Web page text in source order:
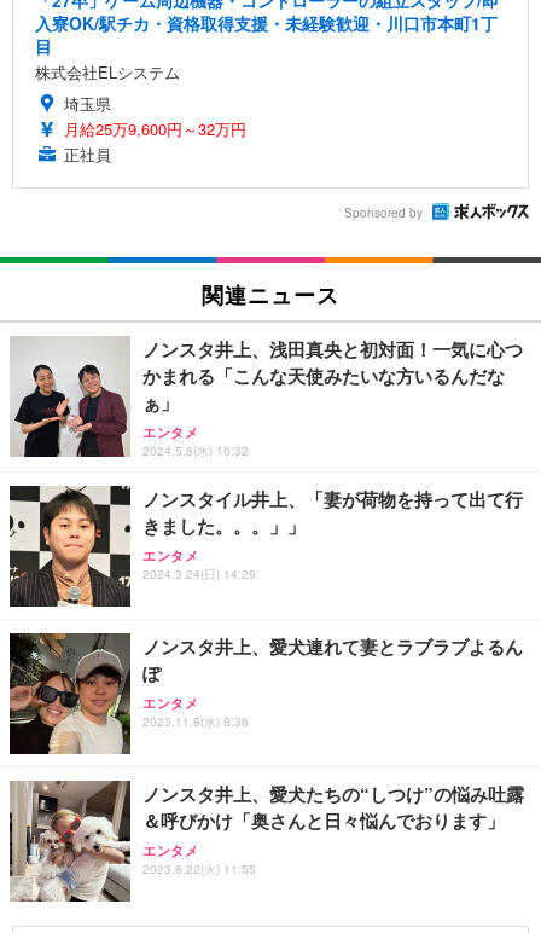
入寮OK/駅チカ・資格取得支援・未経験歓迎・川口市本町1丁
目
株式会社ELシステム
埼玉県
月給25万9,600円～32万円
正社員
Sponsored by
関連ニュース
ノンスタ井上、浅田真央と初対面！一気に心つ
かまれる「こんな天使みたいな方いるんだな
ぁ」
エンタメ
2024.5.8(水) 16:32
ノンスタイル井上、「妻が荷物を持って出て行
きました。。。」」
エンタメ
2024.3.24(日) 14:29
ノンスタ井上、愛犬連れて妻とラブラブよるん
ぽ
エンタメ
2023.11.8(水) 8:36
ノンスタ井上、愛犬たちの“しつけ”の悩み吐露
＆呼びかけ「奥さんと日々悩んでおります」
エンタメ
2023.8.22(火) 11:55